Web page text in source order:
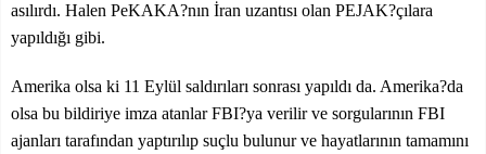
asılırdı. Halen PeKAKA?nın İran uzantısı olan PEJAK?çılara
yapıldığı gibi.
Amerika olsa ki 11 Eylül saldırıları sonrası yapıldı da. Amerika?da
olsa bu bildiriye imza atanlar FBI?ya verilir ve sorgularının FBI
ajanları tarafından yaptırılıp suçlu bulunur ve hayatlarının tamamını